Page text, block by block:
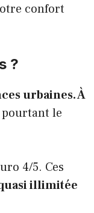
confort
?
urbaines. À
pourtant le
4/5. Ces
illimitée